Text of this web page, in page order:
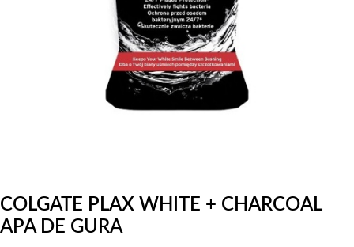
COLGATE PLAX WHITE + CHARCOAL
APA DE GURA